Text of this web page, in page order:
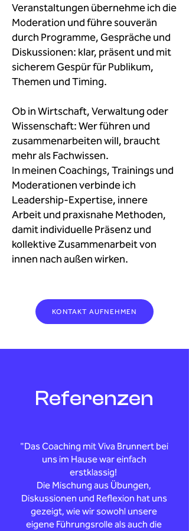
Veranstaltungen übernehme ich die
Moderation und führe souverän
durch Programme, Gespräche und
Diskussionen: klar, präsent und mit
sicherem Gespür für Publikum,
Themen und Timing.
Ob in Wirtschaft, Verwaltung oder
Wissenschaft: Wer führen und
zusammenarbeiten will, braucht
mehr als Fachwissen.
In meinen Coachings, Trainings und
Moderationen verbinde ich
Leadership-Expertise, innere
Arbeit und praxisnahe Methoden,
damit individuelle Präsenz und
kollektive Zusammenarbeit von
innen nach außen wirken.
KONTAKT AUFNEHMEN
Referenzen
"Das Coaching mit Viva Brunnert bei
uns im Hause war einfach
erstklassig!
Die Mischung aus Übungen,
Diskussionen und Reflexion hat uns
gezeigt, wie wir sowohl unsere
eigene Führungsrolle als auch die